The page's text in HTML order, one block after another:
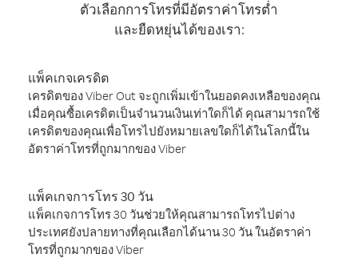
ตัวเลือกการโทรที่มีอัตราค่าโทรต่ำ
และยืดหยุ่นได้ของเรา:
แพ็คเกจเครดิต
เครดิตของ Viber Out จะถูกเพิ่มเข้าในยอดคงเหลือของคุณ
เมื่อคุณซื้อเครดิตเป็นจำนวนเงินเท่าใดก็ได้ คุณสามารถใช้
เครดิตของคุณเพื่อโทรไปยังหมายเลขใดก็ได้ในโลกนี้ใน
อัตราค่าโทรที่ถูกมากของ Viber
แพ็คเกจการโทร 30 วัน
แพ็คเกจการโทร 30 วันช่วยให้คุณสามารถโทรไปต่าง
ประเทศยังปลายทางที่คุณเลือกได้นาน 30 วัน ในอัตราค่า
โทรที่ถูกมากของ Viber